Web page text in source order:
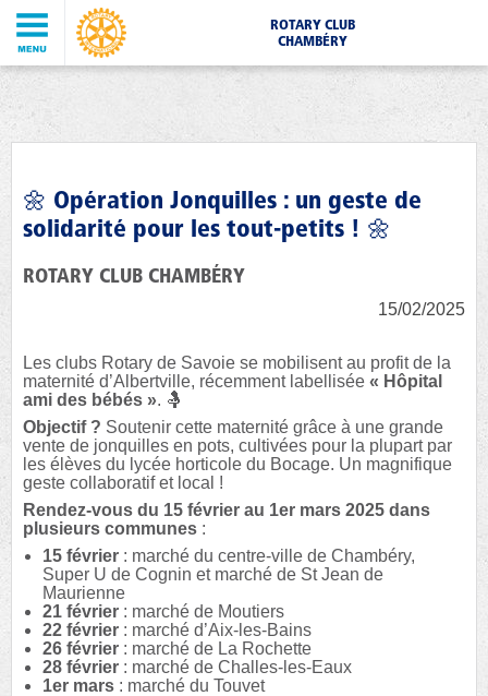
ROTARY CLUB
CHAMBÉRY
🌼 Opération Jonquilles : un geste de
solidarité pour les tout-petits ! 🌼
ROTARY CLUB CHAMBÉRY
15/02/2025
Les clubs Rotary de Savoie se mobilisent au profit de la
maternité d’Albertville, récemment labellisée « Hôpital
ami des bébés ». 🤱
Objectif ? Soutenir cette maternité grâce à une grande
vente de jonquilles en pots, cultivées pour la plupart par
les élèves du lycée horticole du Bocage. Un magnifique
geste collaboratif et local !
Rendez-vous du 15 février au 1er mars 2025 dans
plusieurs communes :
15 février : marché du centre-ville de Chambéry,
Super U de Cognin et marché de St Jean de
Maurienne
21 février : marché de Moutiers
22 février : marché d’Aix-les-Bains
26 février : marché de La Rochette
28 février : marché de Challes-les-Eaux
1er mars : marché du Touvet